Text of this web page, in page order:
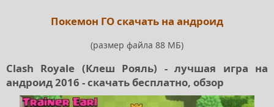
Покемон ГО скачать на андроид
(размер файла 88 МБ)
Clash Royale (Клеш Рояль) - лучшая игра на
андроид 2016 - скачать бесплатно, обзор